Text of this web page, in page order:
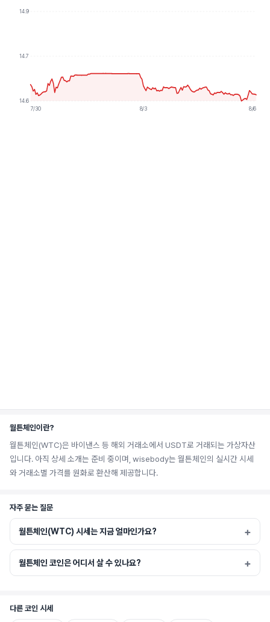
14.9
14.7
14.6
7/30
8/3 8/6
월튼체인이란?
월튼체인(WTC)은 바이낸스 등 해외 거래소에서 USDT로 거래되는 가상자산
입니다. 아직 상세 소개는 준비 중이며, wisebody는 월튼체인의 실시간 시세
와 거래소별 가격를 원화로 환산해 제공합니다.
자주 묻는 질문
월튼체인(WTC) 시세는 지금 얼마인가요?
월튼체인 코인은 어디서 살 수 있나요?
다른 코인 시세